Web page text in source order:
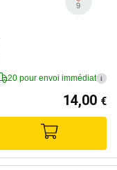
9
20 pour envoi immédiat i
14,00 €